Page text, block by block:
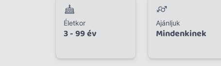
Életkor
3 - 99 év
Ajánljuk
Mindenkinek